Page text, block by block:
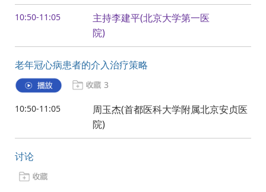
10:50-11:05
主持李建平(北京大学第一医
院)
老年冠心病患者的介入治疗策略
3
10:50-11:05
周玉杰(首都医科大学附属北京安贞医
院)
讨论